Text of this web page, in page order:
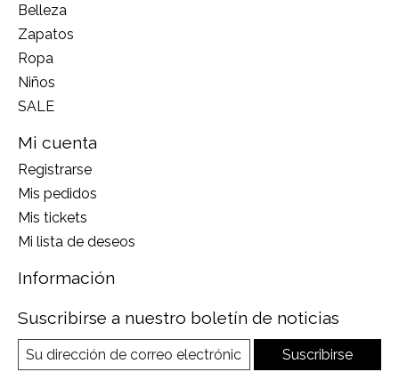
Belleza
Zapatos
Ropa
Niños
SALE
Mi cuenta
Registrarse
Mis pedidos
Mis tickets
Mi lista de deseos
Información
Suscribirse a nuestro boletín de noticias
Suscribirse